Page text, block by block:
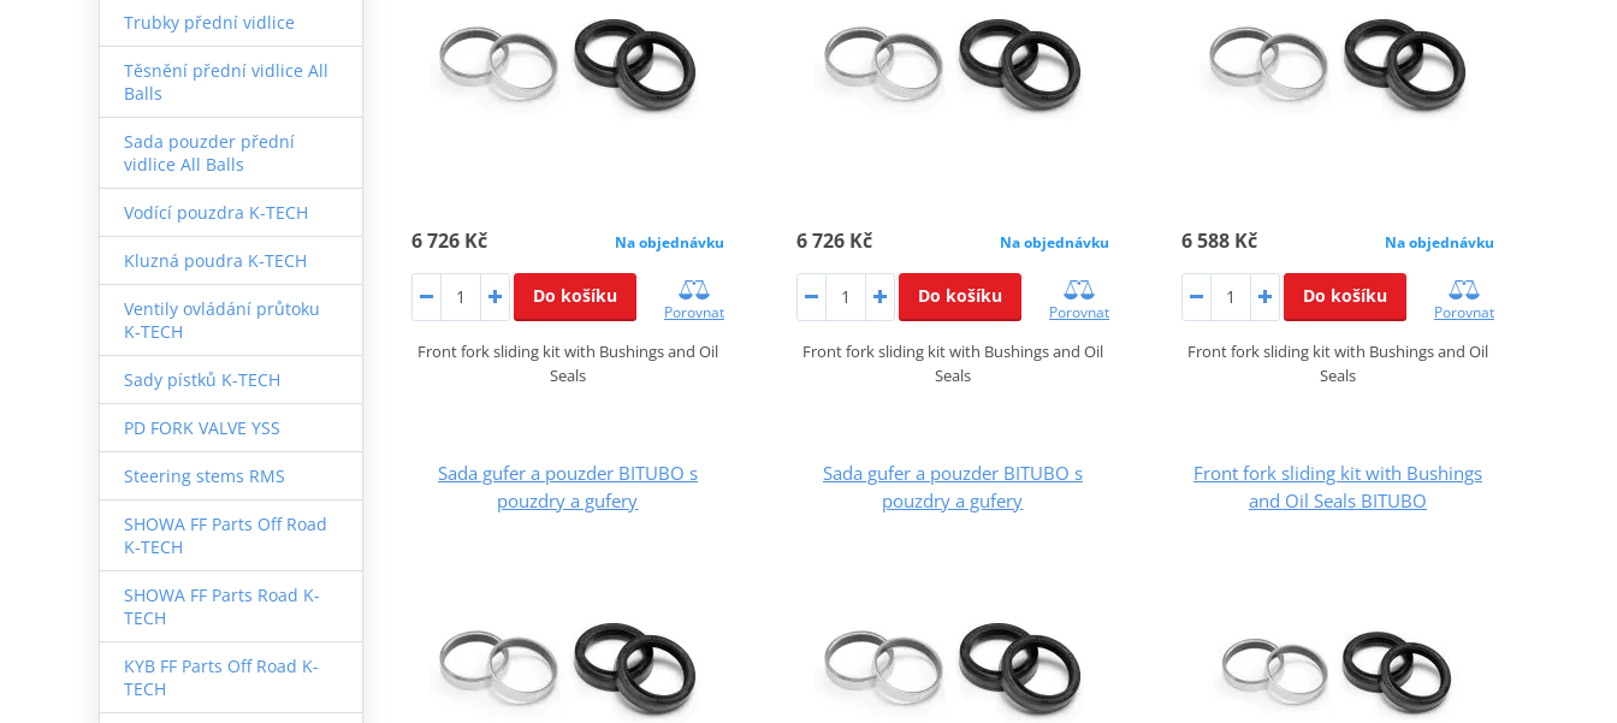
Trubky přední vidlice
Těsnění přední vidlice All
Balls
Sada pouzder přední
vidlice All Balls
Vodící pouzdra K-TECH
Kluzná poudra K-TECH
Ventily ovládání průtoku
K-TECH
Sady pístků K-TECH
PD FORK VALVE YSS
Steering stems RMS
SHOWA FF Parts Off Road
K-TECH
SHOWA FF Parts Road K-
TECH
KYB FF Parts Off Road K-
TECH
6 726 Kč Na objednávku
Do košíku
Porovnat
Front fork sliding kit with Bushings and Oil
Seals
6 726 Kč Na objednávku
Do košíku
Porovnat
Front fork sliding kit with Bushings and Oil
Seals
6 588 Kč Na objednávku
Do košíku
Porovnat
Front fork sliding kit with Bushings and Oil
Seals
Sada gufer a pouzder BITUBO s
pouzdry a gufery
Sada gufer a pouzder BITUBO s
pouzdry a gufery
Front fork sliding kit with Bushings
and Oil Seals BITUBO